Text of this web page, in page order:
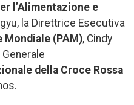
l’Alimentazione e
la Direttrice Esecutiva
Mondiale (PAM), Cindy
della Croce Rossa